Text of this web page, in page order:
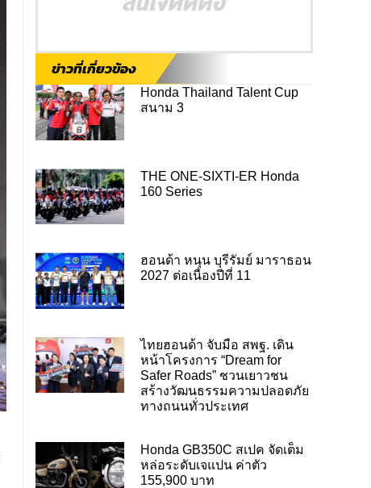
ข่าวที่เกี่ยวข้อง
Honda Thailand Talent Cup
สนาม 3
THE ONE-SIXTI-ER Honda
160 Series
ฮอนด้า หนุน บุรีรัมย์ มาราธอน
2027 ต่อเนื่องปีที่ 11
ไทยฮอนด้า จับมือ สพฐ. เดิน
หน้าโครงการ “Dream for
Safer Roads” ชวนเยาวชน
สร้างวัฒนธรรมความปลอดภัย
ทางถนนทั่วประเทศ
Honda GB350C สเปค จัดเต็ม
หล่อระดับเจแปน ค่าตัว
155,900 บาท